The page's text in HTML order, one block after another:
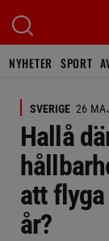
NYHETER SPORT
SVERIGE 26
Hallå
att
år?